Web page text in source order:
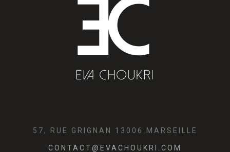
57, RUE GRIGNAN 13006 MARSEILLE
CONTACT@EVACHOUKRI.COM